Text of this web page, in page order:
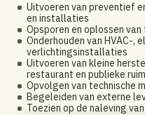
Uitvoeren van preventief
en installaties
Opsporen en oplossen
Onderhouden van HVAC-
verlichtingsinstallaties
Uitvoeren van kleine
restaurant en publieke
Opvolgen van technische
Begeleiden van externe
Toezien op de naleving